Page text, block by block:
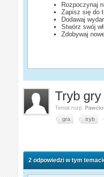
Rozpoczynaj
Zapisz się do
Dodawaj
Stwórz swój
Zdobywaj
Tryb gry
Temat rozp.
gra
tryb
2 odpowiedzi w tym